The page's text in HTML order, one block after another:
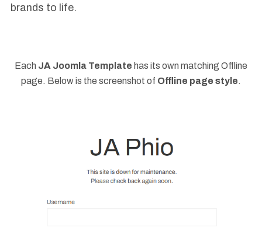
brands to life.
Each JA Joomla Template has its own matching Offline
page. Below is the screenshot of Offline page style.